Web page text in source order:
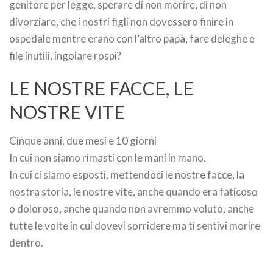
genitore per legge, sperare di non morire, di non
divorziare, che i nostri figli non dovessero finire in
ospedale mentre erano con l’altro papà, fare deleghe e
file inutili, ingoiare rospi?
LE NOSTRE FACCE, LE
NOSTRE VITE
Cinque anni, due mesi e 10 giorni
In cui non siamo rimasti con le mani in mano.
In cui ci siamo esposti, mettendoci le nostre facce, la
nostra storia, le nostre vite, anche quando era faticoso
o doloroso, anche quando non avremmo voluto, anche
tutte le volte in cui dovevi sorridere ma ti sentivi morire
dentro.